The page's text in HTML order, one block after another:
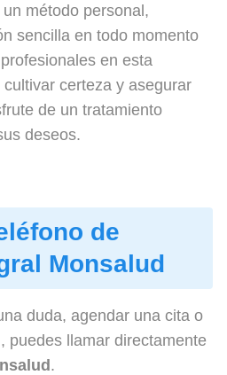
método personal,
sencilla en todo momento
en esta
certeza y asegurar
de un tratamiento
deseos.
de
Monsalud
duda, agendar una cita o
puedes llamar directamente
.